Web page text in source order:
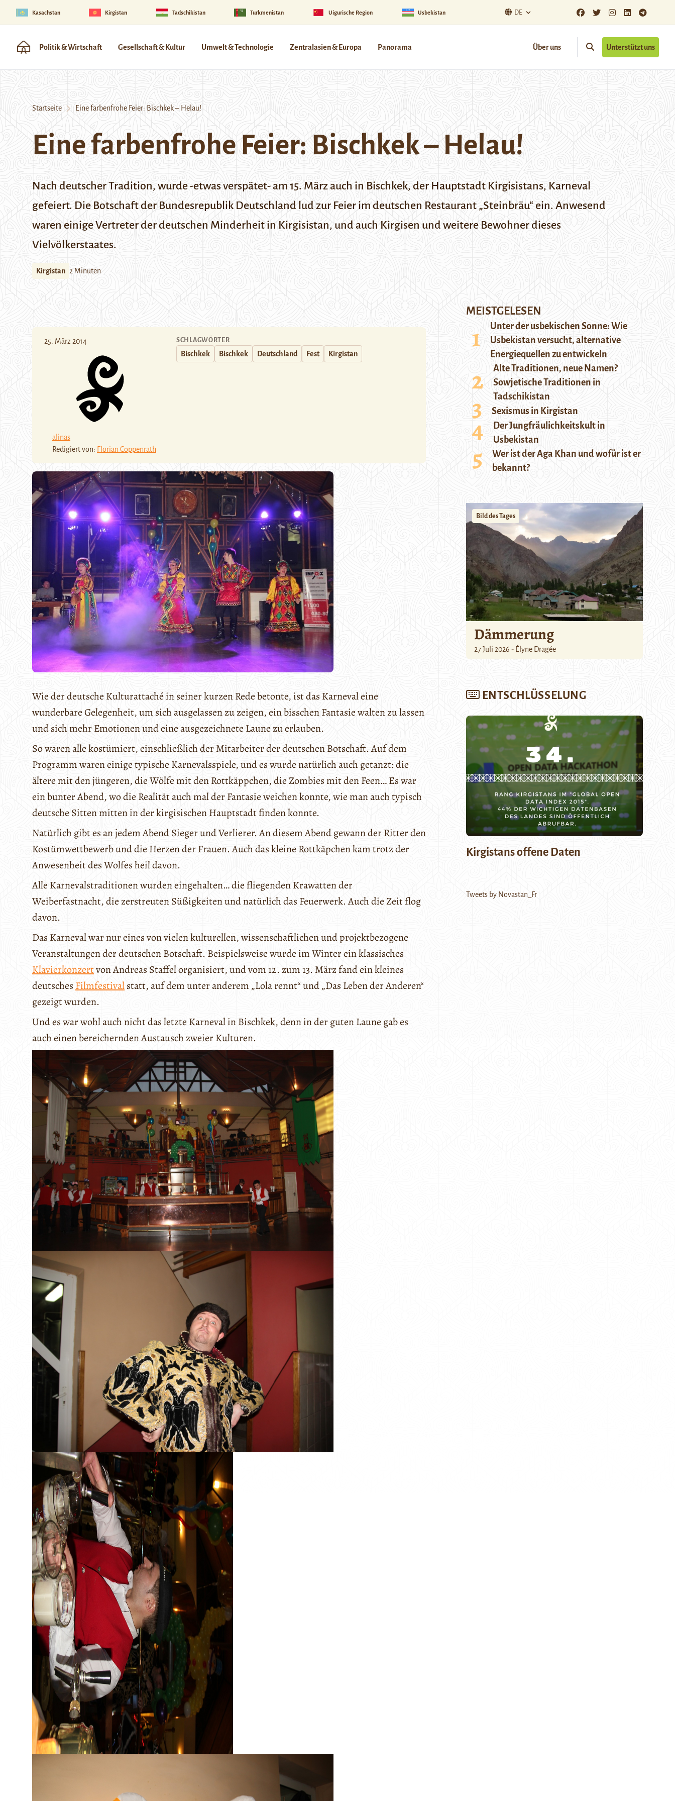
Kasachstan Kirgistan Tadschikistan Turkmenistan Uigurische Region Usbekistan DE
Politik & Wirtschaft Gesellschaft & Kultur Umwelt & Technologie Zentralasien & Europa Panorama Über uns Unterstützt uns
Startseite Eine farbenfrohe Feier: Bischkek – Helau!
Eine farbenfrohe Feier: Bischkek – Helau!
Nach deutscher Tradition, wurde -etwas verspätet- am 15. März auch in Bischkek, der Hauptstadt Kirgisistans, Karneval
gefeiert. Die Botschaft der Bundesrepublik Deutschland lud zur Feier im deutschen Restaurant „Steinbräu“ ein. Anwesend
waren einige Vertreter der deutschen Minderheit in Kirgisistan, und auch Kirgisen und weitere Bewohner dieses
Vielvölkerstaates.
Kirgistan 2 Minuten
25. März 2014
alinas
Redigiert von: Florian Coppenrath
SCHLAGWÖRTER
Bischkek Bischkek Deutschland Fest Kirgistan
Wie der deutsche Kulturattaché in seiner kurzen Rede betonte, ist das Karneval eine
wunderbare Gelegenheit, um sich ausgelassen zu zeigen, ein bisschen Fantasie walten zu lassen
und sich mehr Emotionen und eine ausgezeichnete Laune zu erlauben.
So waren alle kostümiert, einschließlich der Mitarbeiter der deutschen Botschaft. Auf dem
Programm waren einige typische Karnevalsspiele, und es wurde natürlich auch getanzt: die
ältere mit den jüngeren, die Wölfe mit den Rottkäppchen, die Zombies mit den Feen… Es war
ein bunter Abend, wo die Realität auch mal der Fantasie weichen konnte, wie man auch typisch
deutsche Sitten mitten in der kirgisischen Hauptstadt finden konnte.
Natürlich gibt es an jedem Abend Sieger und Verlierer. An diesem Abend gewann der Ritter den
Kostümwettbewerb und die Herzen der Frauen. Auch das kleine Rottkäpchen kam trotz der
Anwesenheit des Wolfes heil davon.
Alle Karnevalstraditionen wurden eingehalten… die fliegenden Krawatten der
Weiberfastnacht, die zerstreuten Süßigkeiten und natürlich das Feuerwerk. Auch die Zeit flog
davon.
Das Karneval war nur eines von vielen kulturellen, wissenschaftlichen und projektbezogene
Veranstaltungen der deutschen Botschaft. Beispielsweise wurde im Winter ein klassisches
Klavierkonzertvon Andreas Staffel organisiert, und vom 12. zum 13. März fand ein kleines
deutsches Filmfestivalstatt, auf dem unter anderem „Lola rennt“ und „Das Leben der Anderen“
gezeigt wurden.
Und es war wohl auch nicht das letzte Karneval in Bischkek, denn in der guten Laune gab es
auch einen bereichernden Austausch zweier Kulturen.
MEISTGELESEN
Unter der usbekischen Sonne: Wie
Usbekistan versucht, alternative
Energiequellen zu entwickeln
Alte Traditionen, neue Namen?
Sowjetische Traditionen in
Tadschikistan
Sexismus in Kirgistan
Der Jungfräulichkeitskult in
Usbekistan
Wer ist der Aga Khan und wofür ist er
bekannt?
Bild des Tages
Dämmerung
27 Juli 2026 - Élyne Dragée
ENTSCHLÜSSELUNG
Kirgistans offene Daten
Tweets by Novastan_Fr